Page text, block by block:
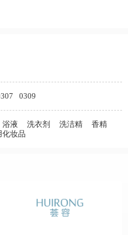
0309
浴液 洗衣剂 洗洁精
香精
化妆品